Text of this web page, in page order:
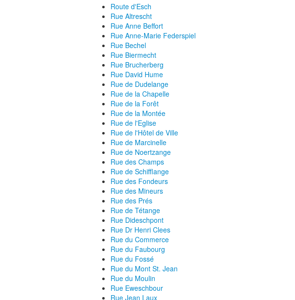
Route d'Esch
Rue Altrescht
Rue Anne Beffort
Rue Anne-Marie Federspiel
Rue Bechel
Rue Biermecht
Rue Brucherberg
Rue David Hume
Rue de Dudelange
Rue de la Chapelle
Rue de la Forêt
Rue de la Montée
Rue de l'Eglise
Rue de l'Hôtel de Ville
Rue de Marcinelle
Rue de Noertzange
Rue des Champs
Rue de Schifflange
Rue des Fondeurs
Rue des Mineurs
Rue des Prés
Rue de Tétange
Rue Dideschpont
Rue Dr Henri Clees
Rue du Commerce
Rue du Faubourg
Rue du Fossé
Rue du Mont St. Jean
Rue du Moulin
Rue Eweschbour
Rue Jean Laux